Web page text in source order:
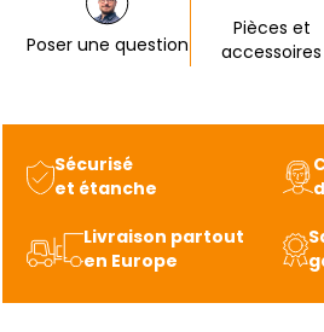
Sécurisé
et étanche
Livraison partout
en Europe
Poser une question
Pièces et
accessoires